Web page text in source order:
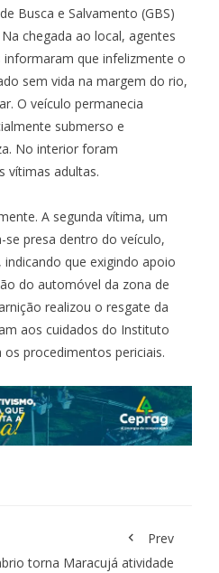
Busca e Salvamento (GBS)
chegada ao local, agentes
informaram que infelizmente o
sem vida na margem do rio,
O veículo permanecia
submerso e
No interior foram
vítimas adultas.
A segunda vítima, um
presa dentro do veículo,
que exigindo apoio
do automóvel da zona de
realizou o resgate da
aos cuidados do Instituto
os procedimentos periciais.
Prev
torna Maracujá atividade